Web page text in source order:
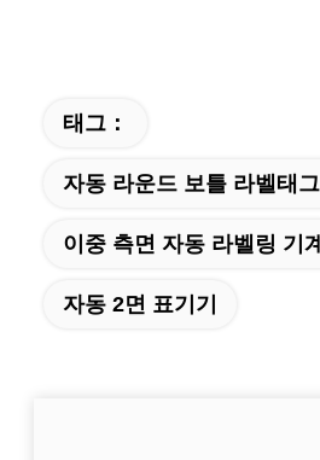
태그：
자동 라운드 보틀 라벨태그
이중 측면 자동 라벨링 기계
자동 2면 표기기